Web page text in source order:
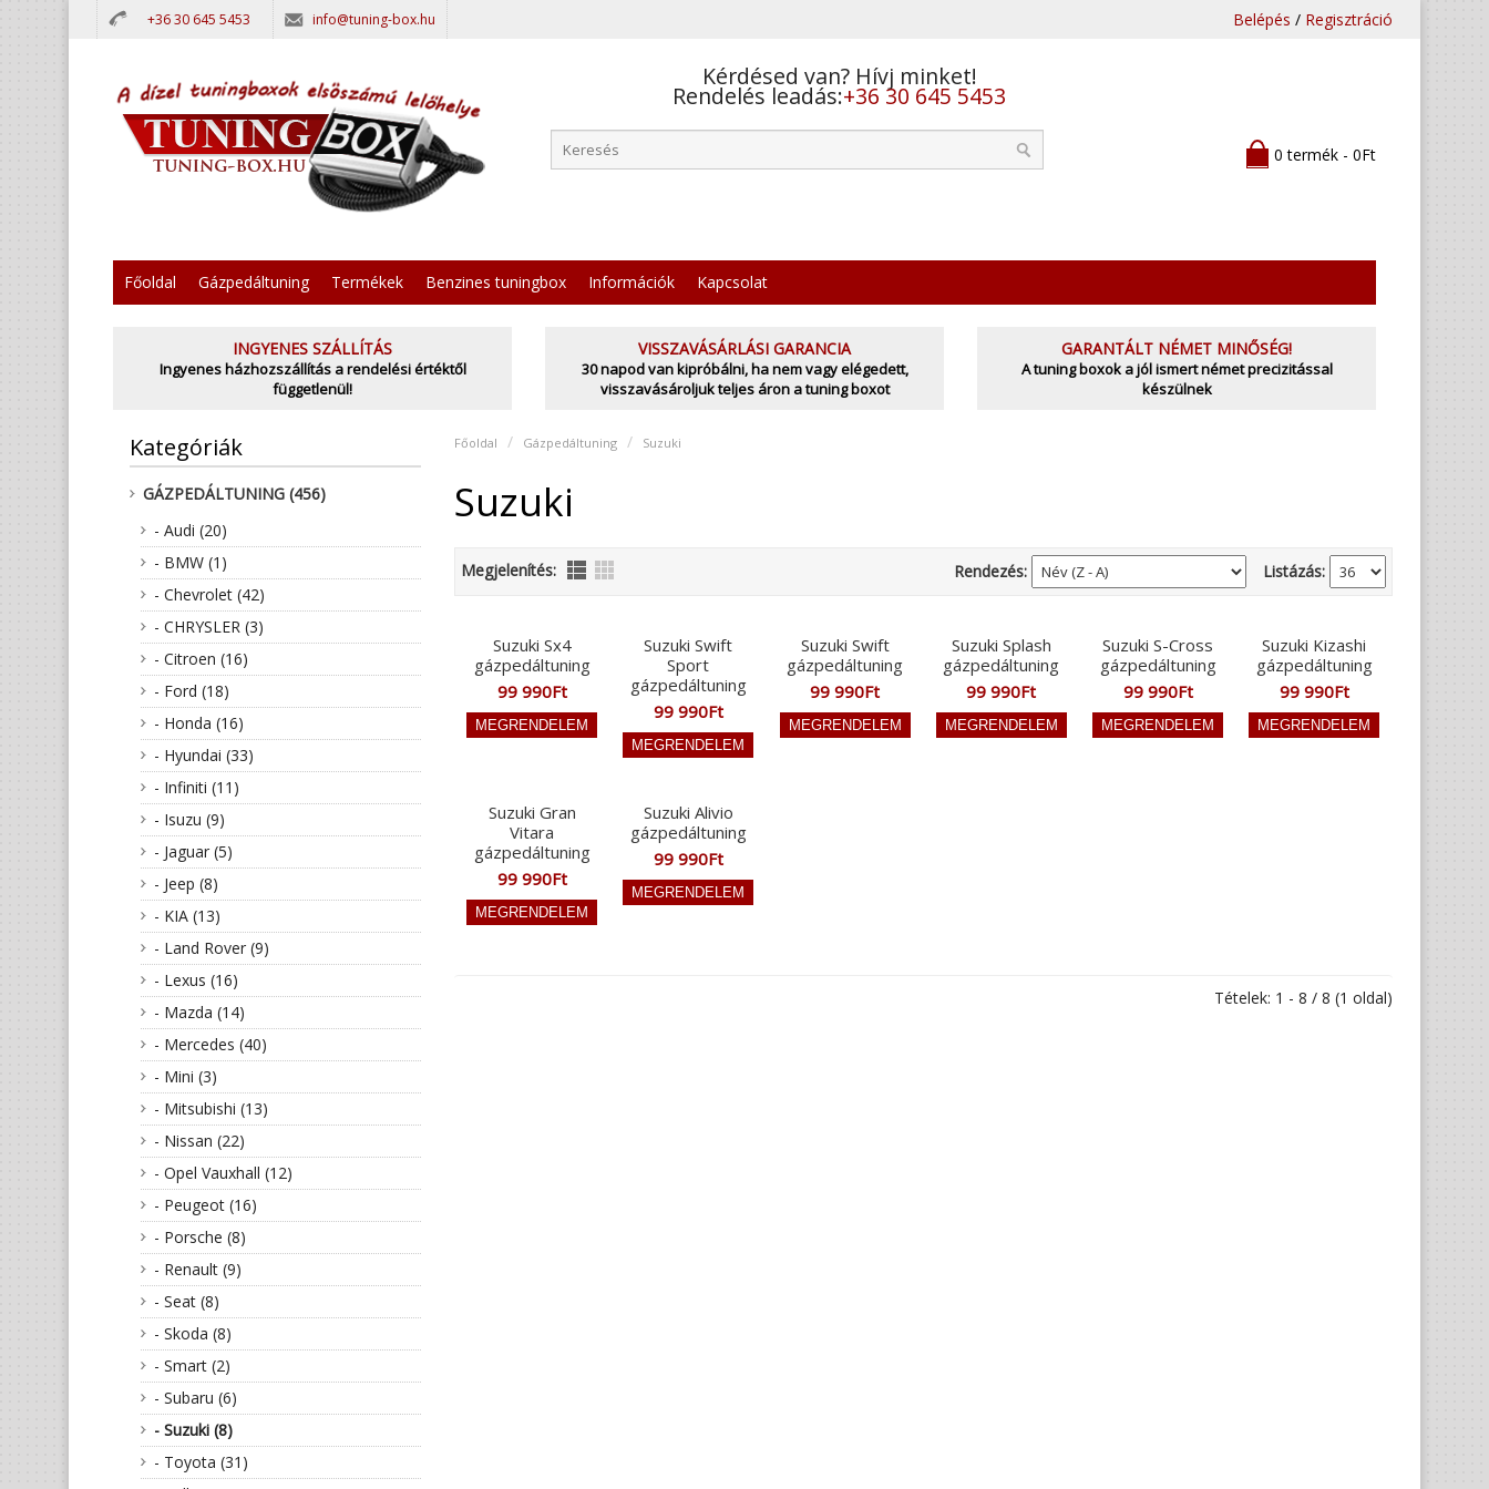
+36 30 645 5453 info@tuning-box.hu Belépés / Regisztráció
Kérdésed van? Hívj minket!
Rendelés leadás:+36 30 645 5453
0 termék - 0Ft
Főoldal Gázpedáltuning Termékek Benzines tuningbox Információk Kapcsolat
INGYENES SZÁLLÍTÁS
Ingyenes házhozszállítás a rendelési értéktől
függetlenül!
VISSZAVÁSÁRLÁSI GARANCIA
30 napod van kipróbálni, ha nem vagy elégedett,
visszavásároljuk teljes áron a tuning boxot
GARANTÁLT NÉMET MINŐSÉG!
A tuning boxok a jól ismert német precizitással
készülnek
Kategóriák
GÁZPEDÁLTUNING (456)
- Audi (20)
- BMW (1)
- Chevrolet (42)
- CHRYSLER (3)
- Citroen (16)
- Ford (18)
- Honda (16)
- Hyundai (33)
- Infiniti (11)
- Isuzu (9)
- Jaguar (5)
- Jeep (8)
- KIA (13)
- Land Rover (9)
- Lexus (16)
- Mazda (14)
- Mercedes (40)
- Mini (3)
- Mitsubishi (13)
- Nissan (22)
- Opel Vauxhall (12)
- Peugeot (16)
- Porsche (8)
- Renault (9)
- Seat (8)
- Skoda (8)
- Smart (2)
- Subaru (6)
- Suzuki (8)
- Toyota (31)
Főoldal Gázpedáltuning Suzuki
Suzuki
Megjelenítés: Listázás:
Rendezés:
Suzuki Sx4
gázpedáltuning
99 990Ft
Suzuki Swift
Sport
gázpedáltuning
99 990Ft
Suzuki Swift
gázpedáltuning
99 990Ft
Suzuki Splash
gázpedáltuning
99 990Ft
Suzuki S-Cross
gázpedáltuning
99 990Ft
Suzuki Kizashi
gázpedáltuning
99 990Ft
Suzuki Gran
Vitara
gázpedáltuning
99 990Ft
Suzuki Alivio
gázpedáltuning
99 990Ft
Tételek: 1 - 8 / 8 (1 oldal)